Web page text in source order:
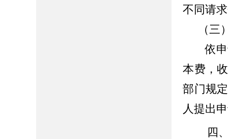
不同请
（
依
本费，
部门规
人提出
四